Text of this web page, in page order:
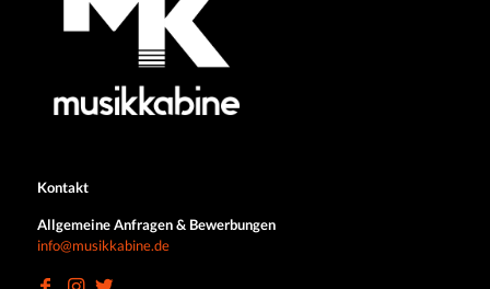
Kontakt
Allgemeine Anfragen & Bewerbungen
info@musikkabine.de